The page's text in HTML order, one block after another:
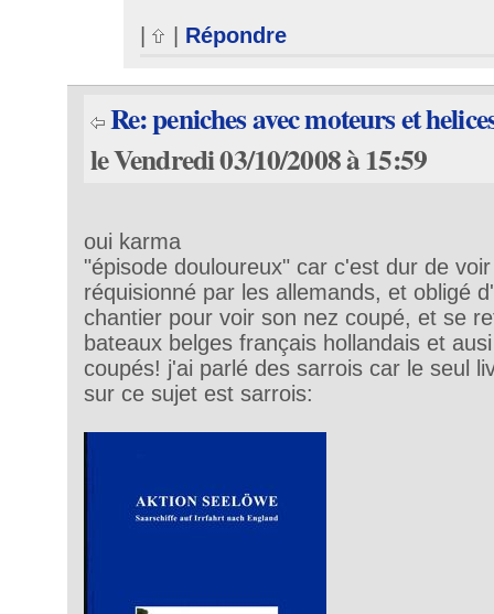
Répondre
Re: peniches avec moteurs et
le Vendredi 03/10/2008 à 15:59
oui karma
"épisode douloureux" car c'est dur de
réquisionné par les allemands, et obligé
chantier pour voir son nez coupé, et se
bateaux belges français hollandais et
coupés! j'ai parlé des sarrois car le seul
sur ce sujet est sarrois: